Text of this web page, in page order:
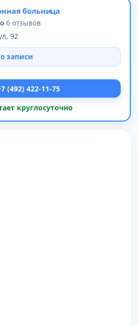
больница
·6 отзывов
92
записи
(492) 422-11-75
круглосуточно